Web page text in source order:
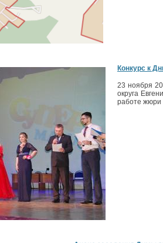
Конкурс к
23 ноября
округа
работе жюри